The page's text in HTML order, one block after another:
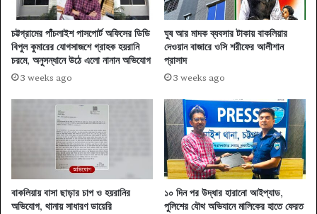
চট্টগ্রামের পাঁচলাইশ পাসপোর্ট অফিসের ডিডি
বিপুল কুমারের যোগসাজশে গ্রাহক হয়রানি
চরমে, অনুসন্ধানে উঠে এলো নানান অভিযোগ
3 weeks ago
ঘুষ আর মাদক ব্যবসার টাকায় বাকলিয়ার
দেওয়ান বাজারে ওসি শরীফের আলীশান
প্রাসাদ
3 weeks ago
বাকলিয়ায় বাসা ছাড়ার চাপ ও হয়রানির
অভিযোগ, থানায় সাধারণ ডায়েরি
১০ দিন পর উদ্ধার হারানো আইপ্যাড,
পুলিশের যৌথ অভিযানে মালিকের হাতে ফেরত